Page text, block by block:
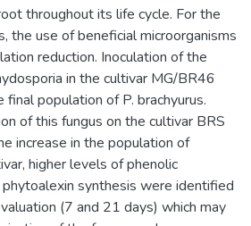
throughout its life cycle. For the
the use of beneficial microorganisms
reduction. Inoculation of the
in the cultivar MG/BR46
population of P. brachyurus.
of this fungus on the cultivar BRS
increase in the population of
higher levels of phenolic
phytoalexin synthesis were identified
(7 and 21 days) which may